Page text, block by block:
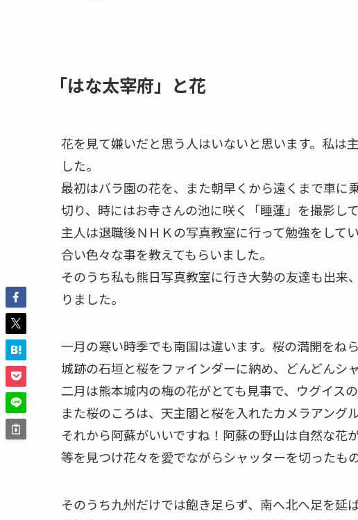
「はな太宰府」と花
花を見て嫌いだと思う人はいないと思います。私は
した。
最初はバラ園の花を、また朝早くから遠くまで車に
切り、時にはお寺さんの池に咲く「睡蓮」を撮影し
主人は退職後ＮＨＫの写真教室に行って勉強をして
合い色々な事を教えてもらいました。
そのうち私も熊日写真教室に行き大勢の友達も出来
りました。
一月の寒い時季でも南国は違います。桜の満開をね
城跡の石垣と桜をファインダーに納め、どんどんシ
二月は熊本城内の梅の花がとても見事で、ウグイス
また桜のころは、天主閣と桜を入れたカメラアング
それから阿蘇がいいですね！阿蘇の野山は自然な花
等を見つけ花々を愛でながらシャッターを切ったも
そのうち九州だけでは飽き足らず、南へ北へ足を延